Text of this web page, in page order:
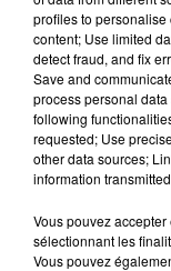
profiles to
content; Use limited
detect fraud, and fix
Save and
process personal
following
requested; Use
other data sources;
information
Vous pouvez
sélectionnant les
Vous pouvez